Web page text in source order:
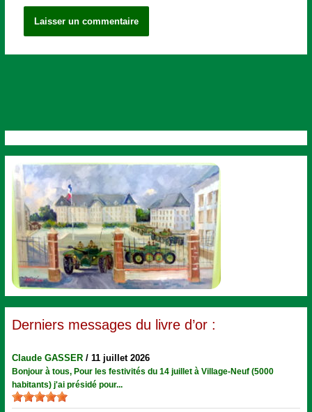
Derniers messages du livre d’or :
Claude GASSER /11 juillet 2026
Bonjour à tous, Pour les festivités du 14 juillet à Village-Neuf (5000
habitants) j'ai présidé pour...